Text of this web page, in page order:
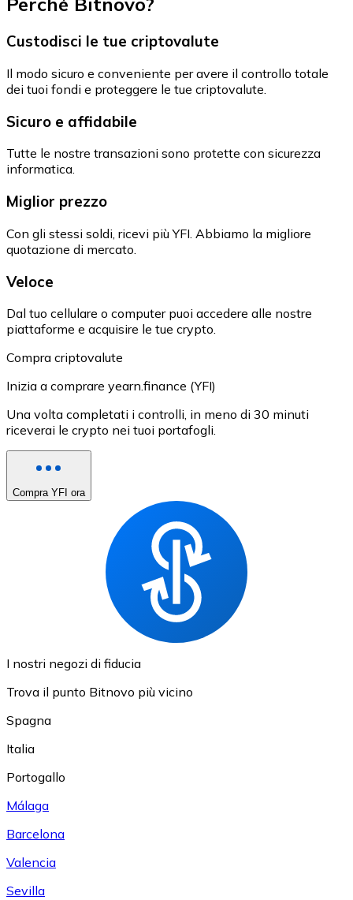
Custodisci le tue criptovalute
Il modo sicuro e conveniente per avere il controllo totale
dei tuoi fondi e proteggere le tue criptovalute.
Sicuro e affidabile
Tutte le nostre transazioni sono protette con sicurezza
informatica.
Miglior prezzo
Con gli stessi soldi, ricevi più YFI. Abbiamo la migliore
quotazione di mercato.
Veloce
Dal tuo cellulare o computer puoi accedere alle nostre
piattaforme e acquisire le tue crypto.
Compra criptovalute
Inizia a comprare yearn.finance (YFI)
Una volta completati i controlli, in meno di 30 minuti
riceverai le crypto nei tuoi portafogli.
Compra YFI ora
I nostri negozi di fiducia
Trova il punto Bitnovo più vicino
Spagna
Italia
Portogallo
Málaga
Barcelona
Valencia
Sevilla